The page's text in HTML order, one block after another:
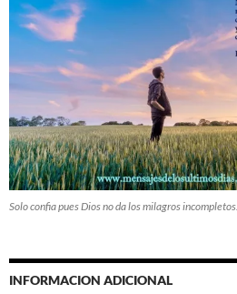
Solo confia pues Dios no da los milagros incompletos.
INFORMACION ADICIONAL